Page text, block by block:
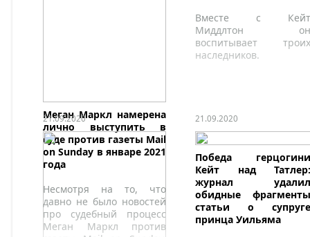
Меган Маркл намерена
лично выступить в
суде против газеты Mail
on Sunday в январе 2021
года
Несмотря на то, что
давно не было новостей
про судебный процесс
Меган Маркл против
Вместе с Кейт
Миддлтон он
воспитывает троих
наследников.
21.09.2020 21.09.2020
Победа герцогини
Кейт над Татлер:
журнал удалил
обидные фрагменты
статьи о супруге
принца Уильяма